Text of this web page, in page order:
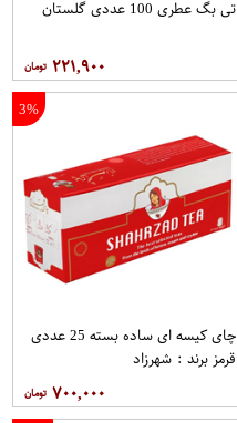
تی بگ عطری 100 عددی گلستان
۲۲۱,۹۰۰
3%
چای کیسه ای ساده بسته 25 عددی
قرمز برند : شهرزاد
۷۰۰,۰۰۰